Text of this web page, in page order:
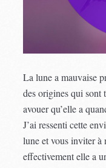
La lune a mauvaise
des origines qui sont
avouer qu’elle a
J’ai ressenti cette
lune et vous inviter
effectivement elle a